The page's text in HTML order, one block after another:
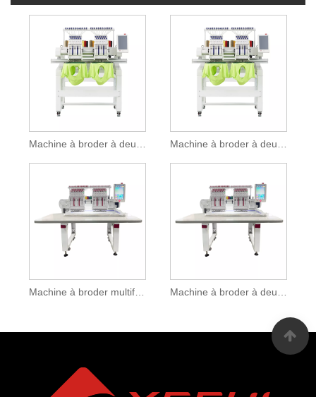
Machine à broder à deux têtes avec fonction de broderie plate Machine à broder à deux têtes avec dispositif spécial
Machine à broder multifonctionnelle à deux têtes